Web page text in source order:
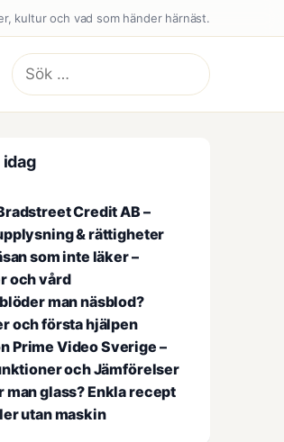
kultur och vad som händer härnäst.
Sök
efter:
Credit AB –
& rättigheter
som inte läker –
och vård
man näsblod?
och första hjälpen
Prime Video Sverige –
och Jämförelser
man glass? Enkla recept
utan maskin